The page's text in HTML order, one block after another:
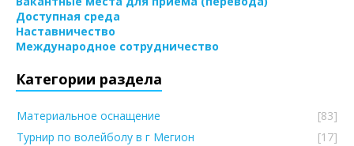
Доступная среда
Наставничество
Международное сотрудничество
Категории раздела
Материальное оснащение
[83]
Турнир по волейболу в г Мегион
[17]